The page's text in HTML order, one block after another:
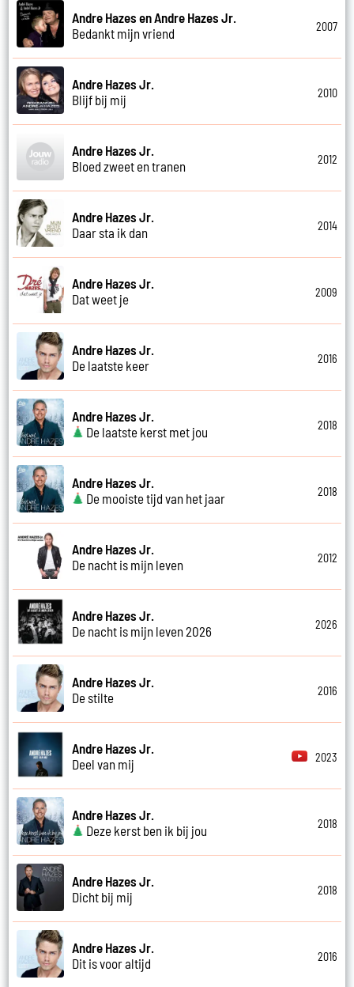
Andre Hazes en Andre Hazes Jr.
Bedankt mijn vriend
2007
Andre Hazes Jr.
Blijf bij mij
2010
Andre Hazes Jr.
Bloed zweet en tranen
2012
Andre Hazes Jr.
Daar sta ik dan
2014
Andre Hazes Jr.
Dat weet je
2009
Andre Hazes Jr.
De laatste keer
2016
Andre Hazes Jr.
De laatste kerst met jou
2018
Andre Hazes Jr.
De mooiste tijd van het jaar
2018
Andre Hazes Jr.
De nacht is mijn leven
2012
Andre Hazes Jr.
De nacht is mijn leven 2026
2026
Andre Hazes Jr.
De stilte
2016
Andre Hazes Jr.
Deel van mij
2023
Andre Hazes Jr.
Deze kerst ben ik bij jou
2018
Andre Hazes Jr.
Dicht bij mij
2018
Andre Hazes Jr.
Dit is voor altijd
2016